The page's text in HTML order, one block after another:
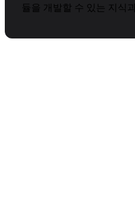
듈을 개발할 수 있는 지식